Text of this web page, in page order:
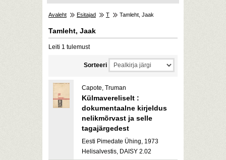
Avaleht Esitajad T Tamleht, Jaak
Tamleht, Jaak
Leiti 1 tulemust
Sorteeri
Capote, Truman
Külmavereliselt :
dokumentaalne kirjeldus
nelikmõrvast ja selle
tagajärgedest
Eesti Pimedate Ühing, 1973
Helisalvestis, DAISY 2.02